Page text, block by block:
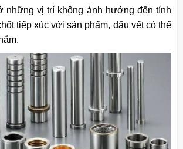
những vị trí không ảnh hưởng đến tính
tiếp xúc với sản phẩm, dấu vết có thể